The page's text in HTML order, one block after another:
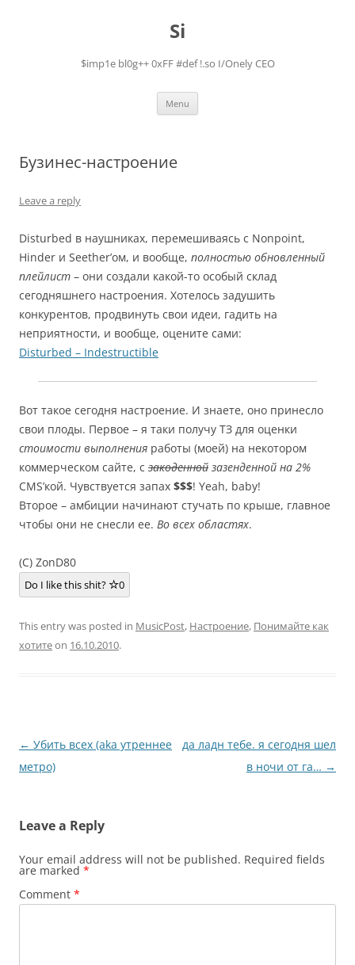
Si
$imp1e bl0g++ 0xFF #def !.so I/Onely CEO
Menu
Бузинес-настроение
Leave a reply
Disturbed в наушниках, перемешиваясь с Nonpoint,
Hinder и Seether’ом, и вообще, полностью обновленный
плейлист – они создали какой-то особый склад
сегодняшнего настроения. Хотелось задушить
конкурентов, продвинуть свои идеи, гадить на
неприятности, и вообще, оцените сами:
Disturbed – Indestructible
Вот такое сегодня настроение. И знаете, оно принесло
свои плоды. Первое – я таки получу ТЗ для оценки
стоимости выполнения работы (моей) на некотором
коммерческом сайте, с закоденной зазенденной на 2%
CMS’кой. Чувствуется запах $$$! Yeah, baby!
Второе – амбиции начинают стучать по крыше, главное
чтобы они не снесли ее. Во всех областях.
(C) ZonD80
Do I like this shit? 0
This entry was posted in MusicPost, Настроение, Понимайте как
хотитеon 16.10.2010.
Post
navigation
← Убить всех (aka утреннее
метро)
да ладн тебе. я сегодня шел
в ночи от га… →
Leave a Reply
Your email address will not be published. Required fields
are marked *
Comment *